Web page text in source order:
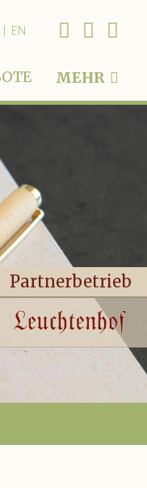
| EN
MEHR
Partnerbetrieb